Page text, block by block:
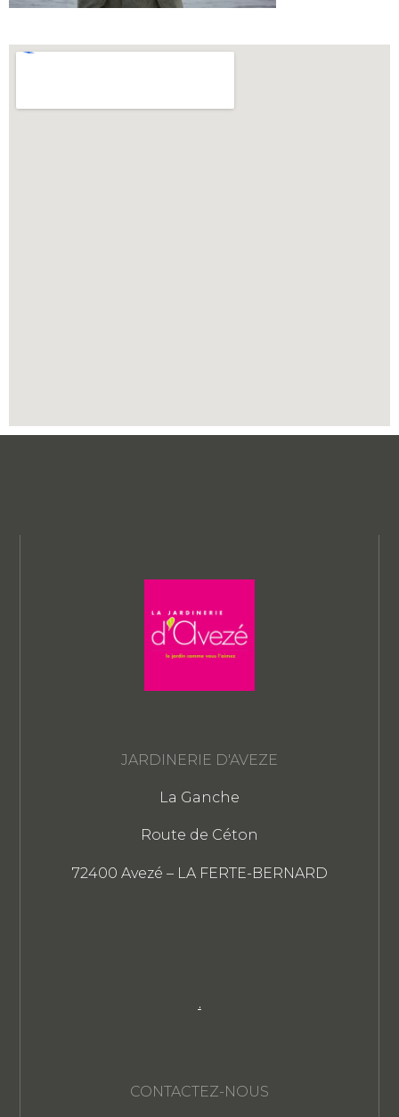
JARDINERIE D'AVEZE
La Ganche
Route de Céton
72400 Avezé – LA FERTE-BERNARD
.
CONTACTEZ-NOUS